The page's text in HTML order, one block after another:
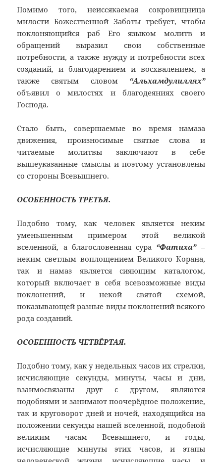
Помимо того, неиссякаемая сокровищница
милости Божественной Заботы требует, чтобы
поклоняющийся раб Его языком молитв и
обращений выразил свои собственные
потребности, а также нужду и потребности всех
созданий, и благодарением и восхвалением, а
также святым словом “Альхамдулиллях”
объявил о милостях и благодеяниях своего
Господа.
Стало быть, совершаемые во время намаза
движения, произносимые святые слова и
читаемые молитвы заключают в себе
вышеуказанные смыслы и поэтому установлены
со стороны Всевышнего.
ОСОБЕННОСТЬ ТРЕТЬЯ.
Подобно тому, как человек является неким
уменьшенным примером этой великой
вселенной, а благословенная сура “Фатиха”–
неким светлым воплощением Великого Корана,
так и намаз является сияющим каталогом,
который включает в себя всевозможные виды
поклонений, и некой святой схемой,
показывающей разные виды поклонений всякого
рода созданий.
ОСОБЕННОСТЬ ЧЕТВЁРТАЯ.
Подобно тому, как у недельных часов их стрелки,
исчисляющие секунды, минуты, часы и дни,
взаимосвязаны друг с другом, являются
подобиями и занимают поочерёдное положение,
так и круговорот дней и ночей, находящийся на
положении секунды нашей вселенной, подобной
великим часам Всевышнего, и годы,
исчисляющие минуты этих часов, и этапы